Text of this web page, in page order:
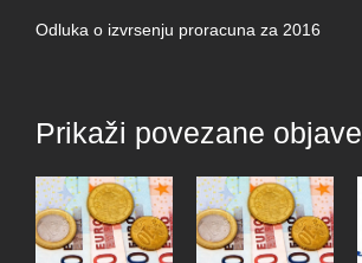
Odluka o izvrsenju proracuna za 2016
Prikaži povezane objave